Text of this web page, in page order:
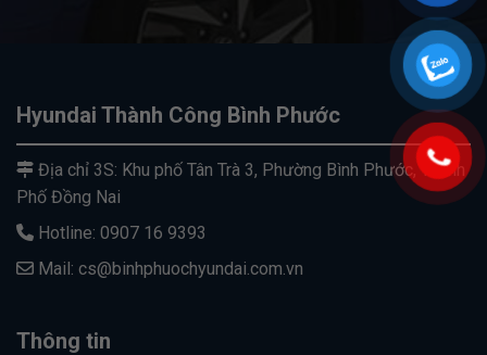
Hyundai Thành Công Bình Phước
Địa chỉ 3S: Khu phố Tân Trà 3, Phường Bình Phước, Thành
Phố Đồng Nai
Hotline: 0907 16 9393
Mail: cs@binhphuochyundai.com.vn
Thông tin